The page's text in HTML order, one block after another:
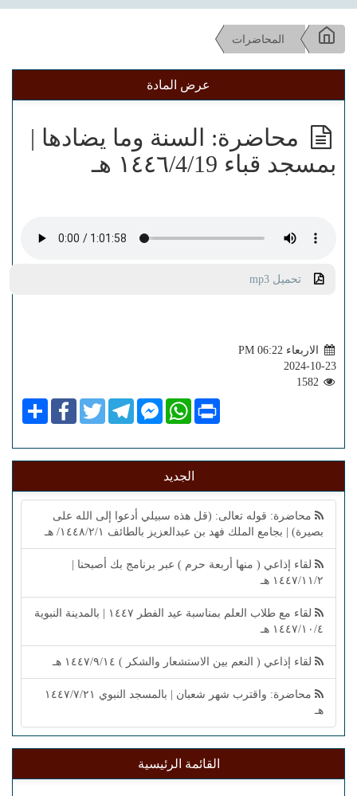
المحاضرات
عرض المادة
محاضرة: السنة وما يضادها |
بمسجد قباء ١٤٤٦/4/19 هـ
تحميل mp3
الاربعاء PM 06:22
2024-10-23
ShareFacebookTwitterTelegramFacebook
Messenger
WhatsApp Print
الجديد
محاضرة: قوله تعالى: (قل هذه سبيلي أدعوا إلى الله على
بصيرة) | بجامع الملك فهد بن عبدالعزيز بالطائف ١٤٤٨/٢/١/ هـ
لقاء إذاعي ( منها أربعة حرم ) عبر برنامج بك أصبحنا |
١٤٤٧/١١/٢ هـ
لقاء مع طلاب العلم بمناسبة عيد الفطر ١٤٤٧ | بالمدينة النبوية
١٤٤٧/١٠/٤ هـ
لقاء إذاعي ( النعم بين الاستشعار والشكر ) ١٤٤٧/٩/١٤ هـ
محاضرة: واقترب شهر شعبان | بالمسجد النبوي ١٤٤٧/٧/٢١
هـ
القائمة الرئيسية